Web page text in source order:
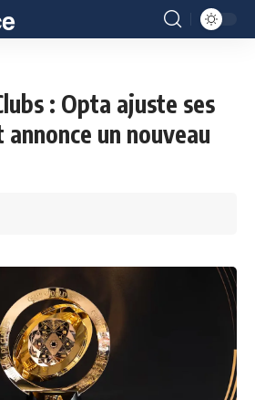
: Opta ajuste ses
un nouveau